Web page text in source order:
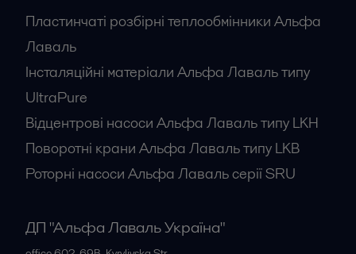
Пластинчаті розбірні теплообмінники Альфа
Лаваль
Інсталяційні матеріали Альфа Лаваль типу
UltraPure
Відцентрові насоси Альфа Лаваль типу LKH
Поворотні крани Альфа Лаваль типу LKB
Роторні насоси Альфа Лаваль серії SRU
ДП "Альфа Лаваль Україна"